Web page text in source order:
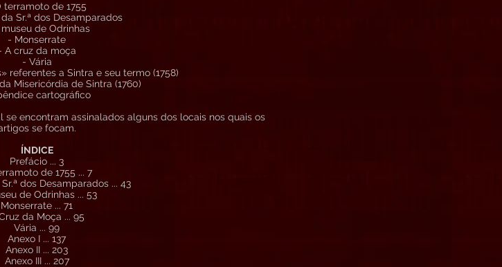
terramoto de 1755
Sr.ª dos Desamparados
de Odrinhas
- Monserrate
A cruz da moça
- Vária
referentes a Sintra e seu termo (1758)
Misericórdia de Sintra (1760)
cartográfico
encontram assinalados alguns dos locais nos quais os
se focam.
ÍNDICE
Prefácio ... 3
de 1755 ... 7
dos Desamparados ... 43
de Odrinhas ... 53
Monserrate ... 71
da Moça ... 95
Vária ... 99
Anexo I ... 137
Anexo II ... 203
Anexo III ... 207